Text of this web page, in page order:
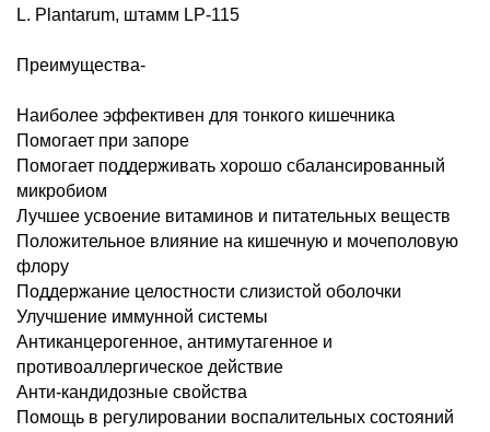
L. Plantarum, штамм LP-115
Преимущества-
Наиболее эффективен для тонкого кишечника
Помогает при запоре
Помогает поддерживать хорошо сбалансированный
микробиом
Лучшее усвоение витаминов и питательных веществ
Положительное влияние на кишечную и мочеполовую
флору
Поддержание целостности слизистой оболочки
Улучшение иммунной системы
Антиканцерогенное, антимутагенное и
противоаллергическое действие
Анти-кандидозные свойства
Помощь в регулировании воспалительных состояний